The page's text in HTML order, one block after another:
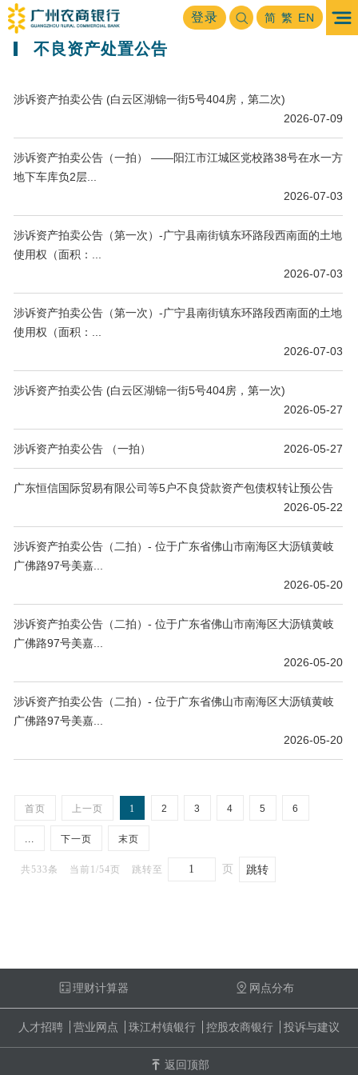
登录 简 繁 EN
首页 > 关于我行>不良资产处置公告
不良资产处置公告
涉诉资产拍卖公告 (白云区湖锦一街5号404房，第二次)
2026-07-09
涉诉资产拍卖公告（一拍） ——阳江市江城区党校路38号在水一方
地下车库负2层...
2026-07-03
涉诉资产拍卖公告（第一次）-广宁县南街镇东环路段西南面的土地
使用权（面积：...
2026-07-03
涉诉资产拍卖公告（第一次）-广宁县南街镇东环路段西南面的土地
使用权（面积：...
2026-07-03
涉诉资产拍卖公告 (白云区湖锦一街5号404房，第一次)
2026-05-27
涉诉资产拍卖公告 （一拍） 2026-05-27
广东恒信国际贸易有限公司等5户不良贷款资产包债权转让预公告
2026-05-22
涉诉资产拍卖公告（二拍）- 位于广东省佛山市南海区大沥镇黄岐
广佛路97号美嘉...
2026-05-20
涉诉资产拍卖公告（二拍）- 位于广东省佛山市南海区大沥镇黄岐
广佛路97号美嘉...
2026-05-20
涉诉资产拍卖公告（二拍）- 位于广东省佛山市南海区大沥镇黄岐
广佛路97号美嘉...
2026-05-20
首页 上一页 1 2 3 4 5 6
... 下一页 末页
共533条 当前1/54页 跳转至 页
理财计算器 网点分布
人才招聘 营业网点 珠江村镇银行 控股农商银行 投诉与建议
返回顶部